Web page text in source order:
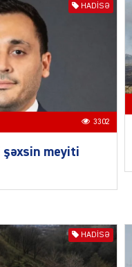
HADISƏ
3302
şəxsin meyiti
HADISƏ